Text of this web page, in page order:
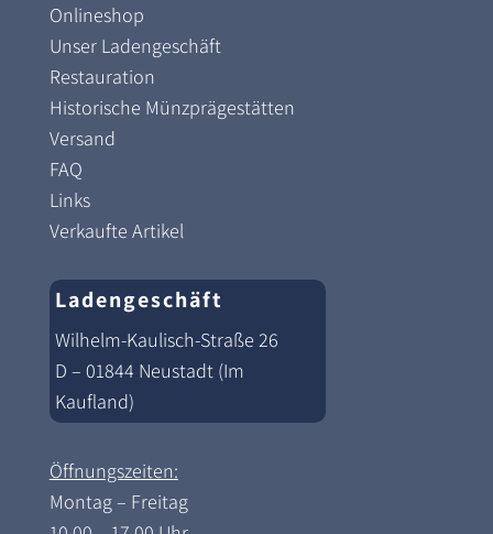
Onlineshop
Unser Ladengeschäft
Restauration
Historische Münzprägestätten
Versand
FAQ
Links
Verkaufte Artikel
Ladengeschäft
Wilhelm-Kaulisch-Straße 26
D – 01844 Neustadt (Im
Kaufland)
Öffnungszeiten:
Montag – Freitag